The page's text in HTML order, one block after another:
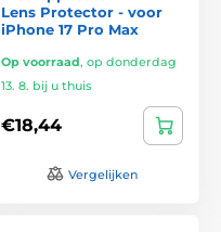
Lens Protector - voor
iPhone 17 Pro Max
Op voorraad, op donderdag
13. 8. bij u thuis
€18,44
Vergelijken